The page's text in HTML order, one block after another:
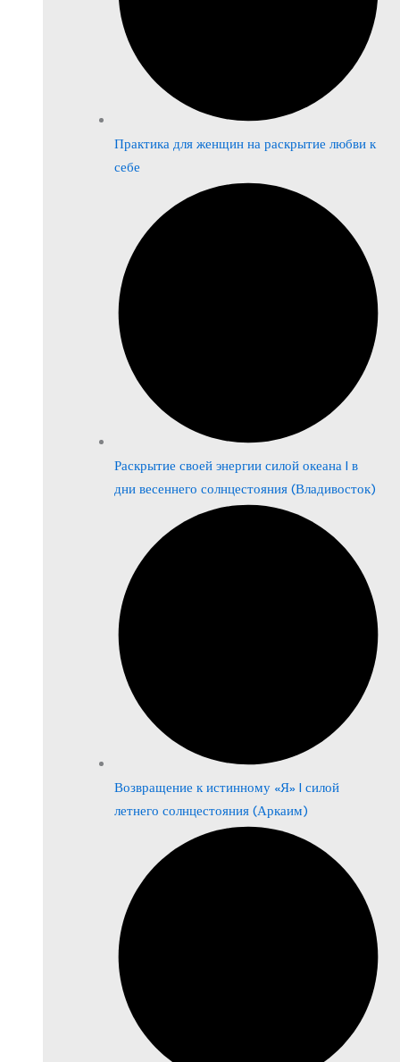
Практика для женщин на раскрытие любви к
себе
Раскрытие своей энергии силой океана | в
дни весеннего солнцестояния (Владивосток)
Возвращение к истинному «Я» | силой
летнего солнцестояния (Аркаим)